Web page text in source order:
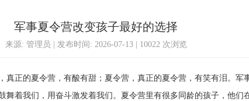
军事夏令营改变孩子最好的选择
来源: 管理员 | 发布时间: 2026-07-13 | 10022 次浏览
正的夏令营，有酸有甜；夏令营，真正的夏令营，有笑有泪。军
舞着我们，用奋斗激发着我们。夏令营里有很多同龄的孩子，他们